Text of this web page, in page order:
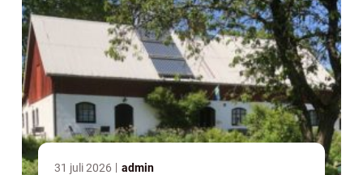
31 juli 2026 admin